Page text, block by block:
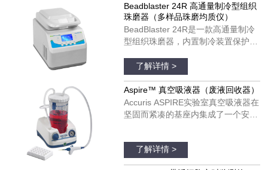
效学手柄设计。Finnpipette F3 移液
器可以用于单个和多通道模具。货
号：4640100；4640000；
4640010；4640020；4640030；
4640070；4640080
Beadblaster 24R 高通量制冷型组织
珠磨器（多样品珠磨均质仪）
BeadBlaster 24R是一款高通量制冷
型组织珠磨器，内置制冷装置保护温
数珠磨器不同，BeadBlaster 24R具
有真正的、基于压缩机的制冷系统，
不需要干冰、液氮和空气供应。只需
设置所需的温度并预冷，温度将在整
个均质过程中维持低温，以保证样品
了解详情 >
Aspire™ 真空吸液器（废液回收器）
Accuris ASPIRE实验室真空吸液器在
坚固而紧凑的基座内集成了一个安
真空表。
了解详情 >